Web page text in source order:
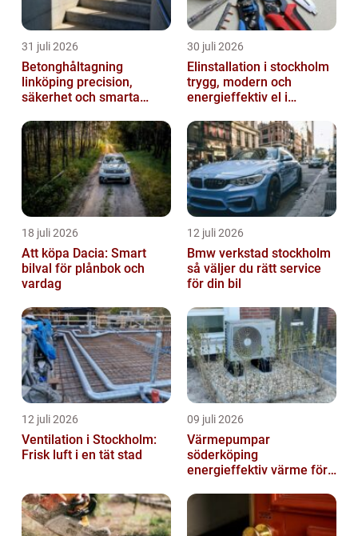
31 juli 2026
Betonghåltagning
linköping precision,
säkerhet och smarta
30 juli 2026
Elinstallation i stockholm
trygg, modern och
energieffektiv el i
18 juli 2026
Att köpa Dacia: Smart
bilval för plånbok och
vardag
12 juli 2026
Bmw verkstad stockholm
så väljer du rätt service
för din bil
12 juli 2026
Ventilation i Stockholm:
Frisk luft i en tät stad
09 juli 2026
Värmepumpar
söderköping
energieffektiv värme för